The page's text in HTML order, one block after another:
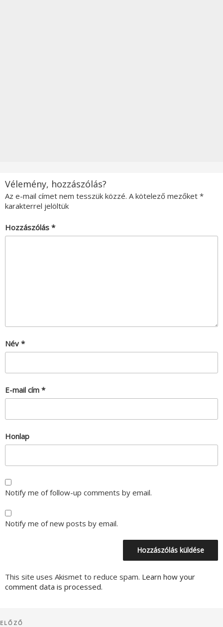
Vélemény, hozzászólás?
Az e-mail címet nem tesszük közzé. A kötelező mezőket *
karakterrel jelöltük
Hozzászólás *
Név *
E-mail cím *
Honlap
Notify me of follow-up comments by email.
Notify me of new posts by email.
This site uses Akismet to reduce spam. Learn how your
comment data is processed.
Korábbi
ELŐZŐ